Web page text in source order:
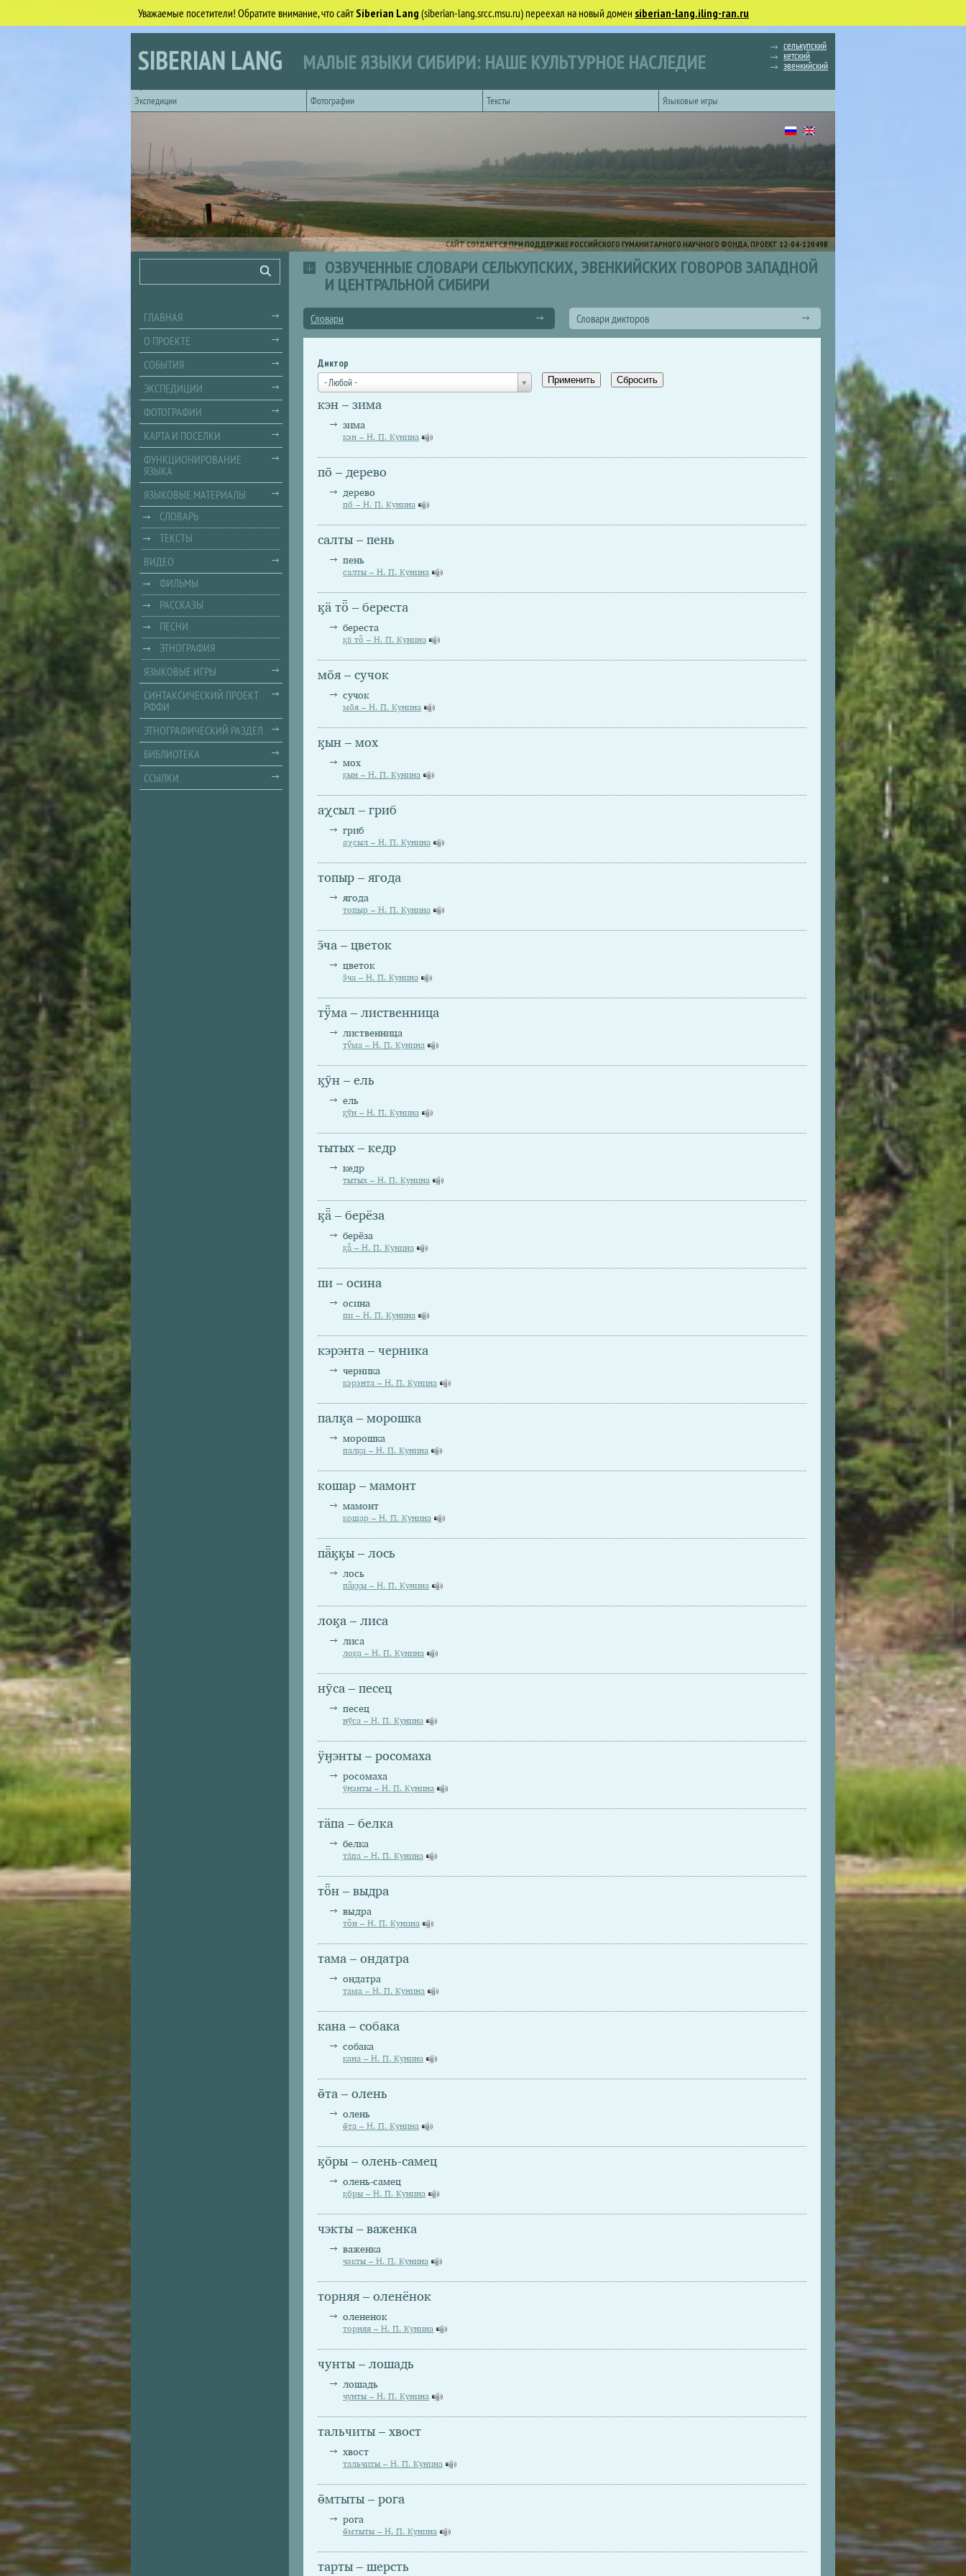
Уважаемые посетители! Обратите внимание, что сайтSiberian Lang (siberian-lang.srcc.msu.ru) переехал на новый домен siberian-lang.iling-ran.ru
SIBERIAN LANG МАЛЫЕ ЯЗЫКИ СИБИРИ: НАШЕ КУЛЬТУРНОЕ НАСЛЕДИЕ
селькупский
кетский
эвенкийский
Экспедиции
Фотографии Тексты Языковые игры
САЙТ СОЗДАЕТСЯ ПРИ ПОДДЕРЖКЕ РОССИЙСКОГО ГУМАНИТАРНОГО НАУЧНОГО ФОНДА, ПРОЕКТ 12-04-12049В
ОЗВУЧЕННЫЕ СЛОВАРИ СЕЛЬКУПСКИХ, ЭВЕНКИЙСКИХ ГОВОРОВ ЗАПАДНОЙ
И ЦЕНТРАЛЬНОЙ СИБИРИ
Словари Словари дикторов
Диктор
- Любой -
кэн – зима
зима
кэн – Н. П. Кунина
по̄ – дерево
дерево
по̄ – Н. П. Кунина
салты – пень
пень
салты – Н. П. Кунина
ӄӓ тȫ – береста
береста
ӄӓ тȫ – Н. П. Кунина
мо̄я – сучок
сучок
мо̄я – Н. П. Кунина
ӄын – мох
мох
ӄын – Н. П. Кунина
аχсыл – гриб
гриб
аχсыл – Н. П. Кунина
топыр – ягода
ягода
топыр – Н. П. Кунина
э̄ча – цветок
цветок
э̄ча – Н. П. Кунина
тӱ̄ма – лиственница
лиственница
тӱ̄ма – Н. П. Кунина
ӄӯн – ель
ель
ӄӯн – Н. П. Кунина
тытых – кедр
кедр
тытых – Н. П. Кунина
ӄǟ – берёза
берёза
ӄǟ – Н. П. Кунина
пи – осина
осина
пи – Н. П. Кунина
кэрэнта – черника
черника
кэрэнта – Н. П. Кунина
палӄа – морошка
морошка
палӄа – Н. П. Кунина
кошар – мамонт
мамонт
кошар – Н. П. Кунина
пǟӄӄы – лось
лось
пǟӄӄы – Н. П. Кунина
лоӄа – лиса
лиса
лоӄа – Н. П. Кунина
нӯса – песец
песец
нӯса – Н. П. Кунина
ӱӈэнты – росомаха
росомаха
ӱӈэнты – Н. П. Кунина
тäпа – белка
белка
тäпа – Н. П. Кунина
тȫн – выдра
выдра
тȫн – Н. П. Кунина
тама – ондатра
ондатра
тама – Н. П. Кунина
кана – собака
собака
кана – Н. П. Кунина
ө̄та – олень
олень
ө̄та – Н. П. Кунина
ӄо̄ры – олень-самец
олень-самец
ӄо̄ры – Н. П. Кунина
чэкты – важенка
важенка
чэкты – Н. П. Кунина
торняя – оленёнок
олененок
торняя – Н. П. Кунина
чунты – лошадь
лошадь
чунты – Н. П. Кунина
тальчиты – хвост
хвост
тальчиты – Н. П. Кунина
ө̄мтыты – рога
рога
ө̄мтыты – Н. П. Кунина
тарты – шерсть
Поиск
ГЛАВНАЯ
О ПРОЕКТЕ
СОБЫТИЯ
ЭКСПЕДИЦИИ
ФОТОГРАФИИ
КАРТА И ПОСЕЛКИ
ФУНКЦИОНИРОВАНИЕ
ЯЗЫКА
ЯЗЫКОВЫЕ МАТЕРИАЛЫ
СЛОВАРЬ
ТЕКСТЫ
ВИДЕО
ФИЛЬМЫ
РАССКАЗЫ
ПЕСНИ
ЭТНОГРАФИЯ
ЯЗЫКОВЫЕ ИГРЫ
СИНТАКСИЧЕСКИЙ ПРОЕКТ
РФФИ
ЭТНОГРАФИЧЕСКИЙ РАЗДЕЛ
БИБЛИОТЕКА
ССЫЛКИ